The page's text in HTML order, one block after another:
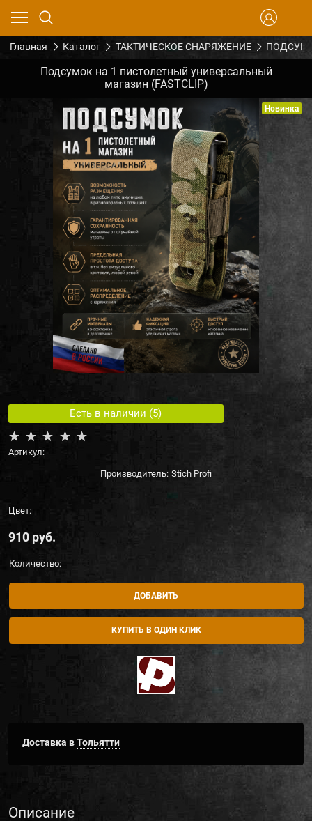
Главная Каталог ТАКТИЧЕСКОЕ СНАРЯЖЕНИЕ
Подсумок на 1 пистолетный универсальный
магазин (FASTCLIP)
Новинка
Есть в наличии (5)
Артикул:
Производитель: Stich Profi
Цвет:
910 руб.
Количество:
ДОБАВИТЬ
КУПИТЬ В ОДИН КЛИК
Доставка вТольятти
Описание